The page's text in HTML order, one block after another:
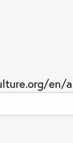
en/